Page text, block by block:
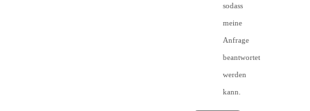
sodass
meine
Anfrage
beantwortet
werden
kann.